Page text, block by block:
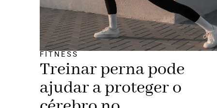
FITNESS
Treinar perna pode
ajudar a proteger o